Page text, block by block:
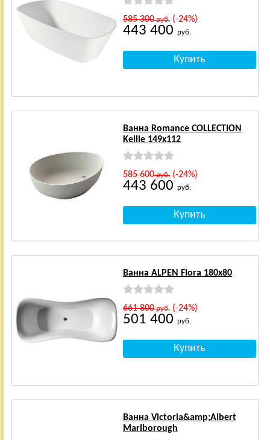
585 300руб.(-24%)
443 400 руб.
Ванна Romance COLLECTION
Kellie 149x112
585 600руб.(-24%)
443 600 руб.
Ванна ALPEN Flora 180x80
661 800руб.(-24%)
501 400 руб.
Ванна Victoria&amp;Albert
Marlborough